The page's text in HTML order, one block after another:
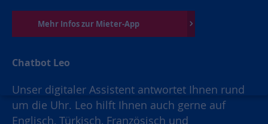
Mehr Infos zur Mieter-App
Chatbot Leo
Unser digitaler Assistent antwortet Ihnen rund
um die Uhr. Leo hilft Ihnen auch gerne auf
Englisch, Türkisch, Französisch und